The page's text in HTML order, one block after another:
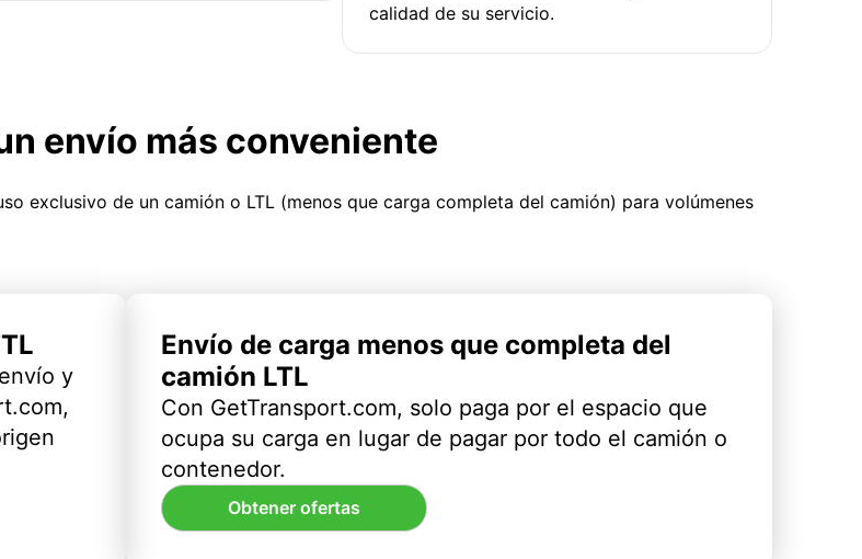
calidad de su servicio.
envío más conveniente
exclusivo de un camión o LTL (menos que carga completa del camión) para volúmenes
y
Envío de carga menos que completa del
camión LTL
Con GetTransport.com, solo paga por el espacio que
ocupa su carga en lugar de pagar por todo el camión o
contenedor.
Obtener ofertas